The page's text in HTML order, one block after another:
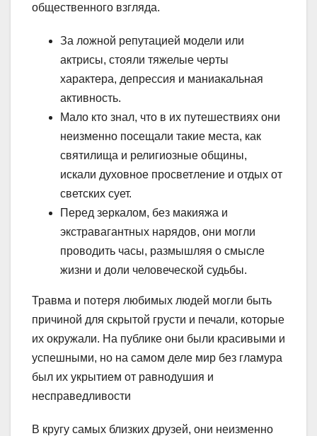
общественного взгляда.
За ложной репутацией модели или
актрисы, стояли тяжелые черты
характера, депрессия и маниакальная
активность.
Мало кто знал, что в их путешествиях они
неизменно посещали такие места, как
святилища и религиозные общины,
искали духовное просветление и отдых от
светских сует.
Перед зеркалом, без макияжа и
экстравагантных нарядов, они могли
проводить часы, размышляя о смысле
жизни и доли человеческой судьбы.
Травма и потеря любимых людей могли быть
причиной для скрытой грусти и печали, которые
их окружали. На публике они были красивыми и
успешными, но на самом деле мир без гламура
был их укрытием от равнодушия и
несправедливости
В кругу самых близких друзей, они неизменно